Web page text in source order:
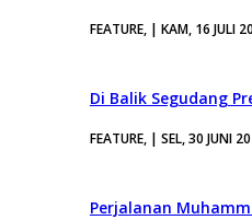
FEATURE, | KAM, 16 JULI
Di Balik Segudang
FEATURE, | SEL, 30 JUNI
Perjalanan